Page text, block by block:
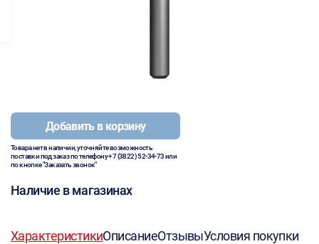
Добавить в корзину
Товара нет в наличии, уточняйте возможность
поставки под заказ по телефону+7 (3822) 52-34-73или
по кнопке "Заказать звонок"
Наличие в магазинах
ХарактеристикиОписаниеОтзывыУсловия покупки